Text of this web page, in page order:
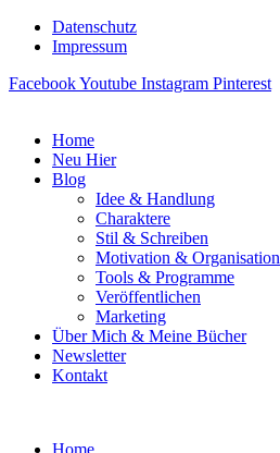
Datenschutz
Impressum
FacebookYoutube Instagram Pinterest
Home
Neu Hier
Blog
Idee & Handlung
Charaktere
Stil & Schreiben
Motivation & Organisation
Tools & Programme
Veröffentlichen
Marketing
Über Mich & Meine Bücher
Newsletter
Kontakt
Home